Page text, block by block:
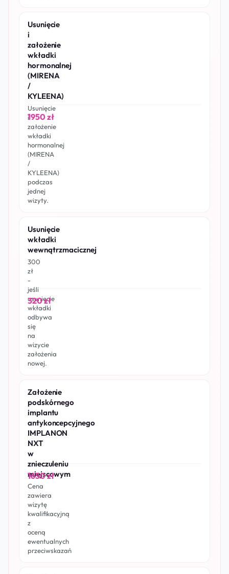
Usunięcie
i
założenie
wkładki
hormonalnej
(MIRENA
/
KYLEENA)
Usunięcie
i
założenie
wkładki
hormonalnej
(MIRENA
/
KYLEENA)
podczas
jednej
wizyty.
1950 zł
Usunięcie
wkładki
wewnątrzmacicznej
300
zł
-
jeśli
usunięcie
wkładki
odbywa
się
na
wizycie
założenia
nowej.
320 zł
Założenie
podskórnego
implantu
antykoncepcyjnego
IMPLANON
NXT
w
znieczuleniu
miejscowym
Cena
zawiera
wizytę
kwalifikacyjną
z
oceną
ewentualnych
przeciwskazań
1650 zł